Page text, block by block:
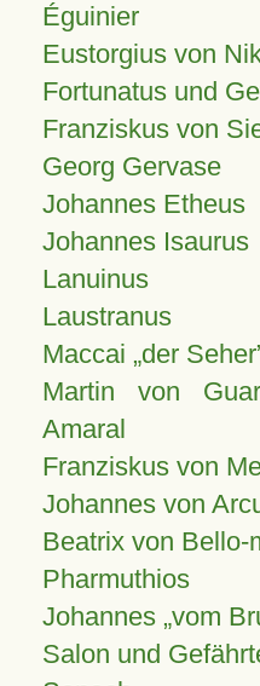
Éguinier
Eustorgius von
Fortunatus und
Franziskus von
Georg Gervase
Johannes Etheus
Johannes Isaurus
Lanuinus
Laustranus
Maccai „der
Martin von
Amaral
Franziskus von
Johannes von
Beatrix von Bello-
Pharmuthios
Johannes vom
Salon und